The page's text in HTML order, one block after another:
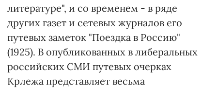
литературе", и со временем - в ряде
других газет и сетевых журналов его
путевых заметок "Поездка в Россию"
(1925). В опубликованных в либеральных
российских СМИ путевых очерках
Крлежа представляет весьма